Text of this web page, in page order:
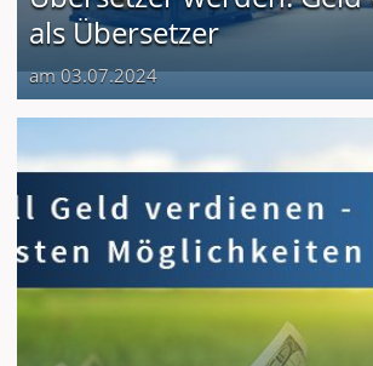
als Übersetzer
am 03.07.2024